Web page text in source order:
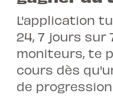
L'application
24, 7 jours sur
moniteurs, te
cours dès
de